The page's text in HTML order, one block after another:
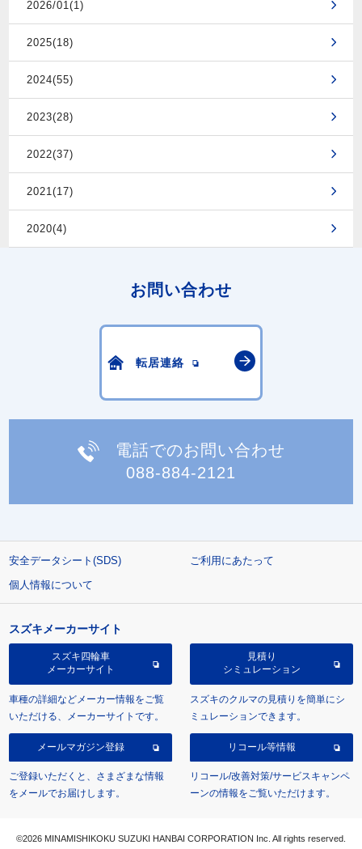
2026/01(1)
2025(18)
2024(55)
2023(28)
2022(37)
2021(17)
2020(4)
お問い合わせ
転居連絡
電話でのお問い合わせ
088-884-2121
安全データシート(SDS)
ご利用にあたって
個人情報について
スズキメーカーサイト
スズキ四輪車
メーカーサイト
車種の詳細などメーカー情報をご覧
いただける、メーカーサイトです。
見積り
シミュレーション
スズキのクルマの見積りを簡単にシ
ミュレーションできます。
メールマガジン登録
ご登録いただくと、さまざまな情報
をメールでお届けします。
リコール等情報
リコール/改善対策/サービスキャンペ
ーンの情報をご覧いただけます。
©2026 MINAMISHIKOKU SUZUKI HANBAI CORPORATION Inc. All rights reserved.